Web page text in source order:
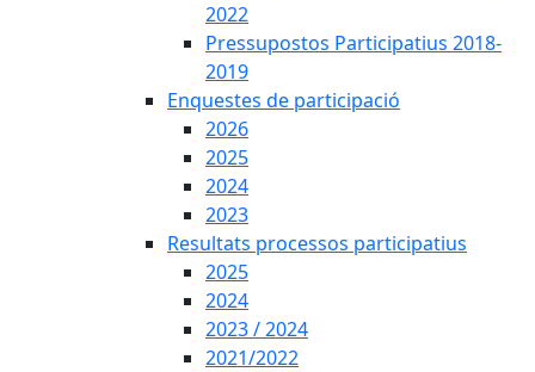
2022
Pressupostos Participatius 2018-
2019
Enquestes de participació
2026
2025
2024
2023
Resultats processos participatius
2025
2024
2023 / 2024
2021/2022